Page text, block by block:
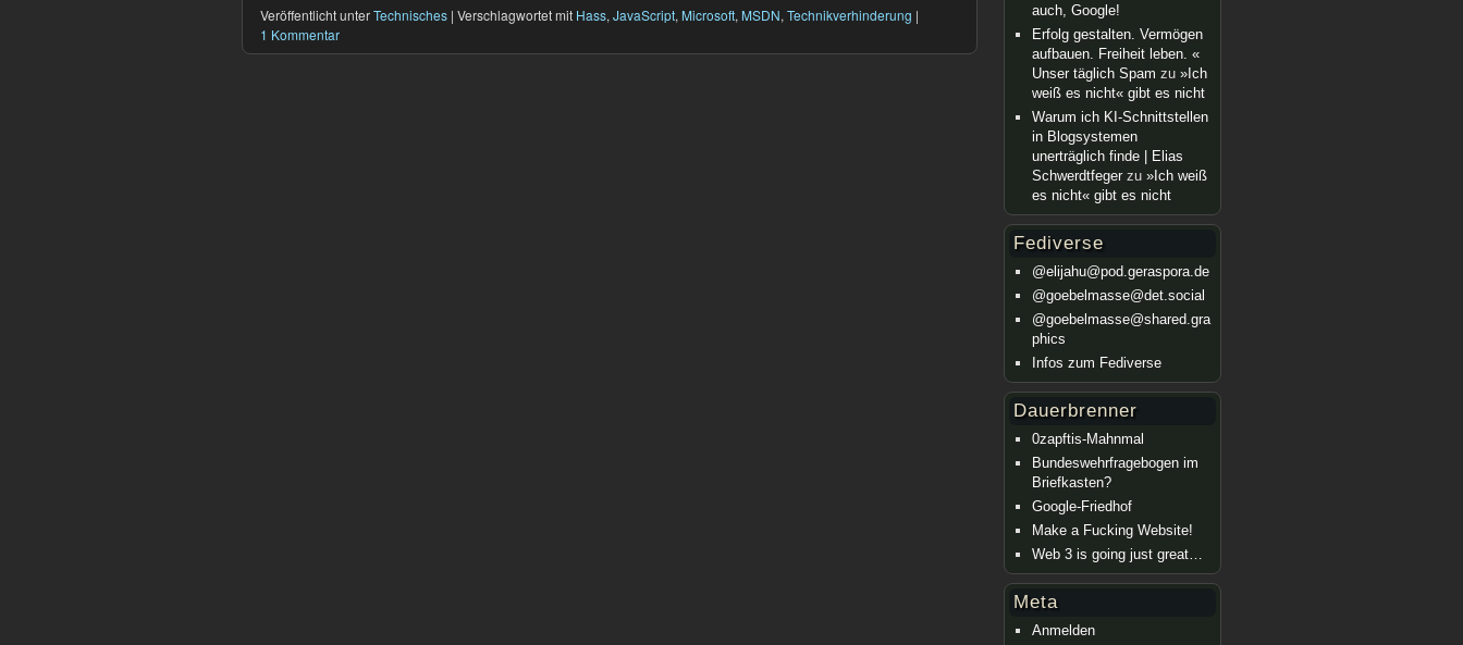
Veröffentlicht unterTechnisches | Verschlagwortet mit Hass, JavaScript, Microsoft, MSDN, Technikverhinderung |
1 Kommentar
auch, Google!
Erfolg gestalten. Vermögen
aufbauen. Freiheit leben. «
Unser täglich Spam zu »Ich
weiß es nicht« gibt es nicht
Warum ich KI-Schnittstellen
in Blogsystemen
unerträglich finde | Elias
Schwerdtfegerzu »Ich weiß
es nicht« gibt es nicht
Fediverse
@elijahu@pod.geraspora.de
@goebelmasse@det.social
@goebelmasse@shared.gra
phics
Infos zum Fediverse
Dauerbrenner
0zapftis-Mahnmal
Bundeswehrfragebogen im
Briefkasten?
Google-Friedhof
Make a Fucking Website!
Web 3 is going just great…
Meta
Anmelden